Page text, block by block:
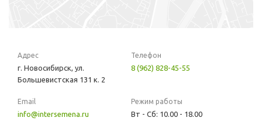
Адрес
г. Новосибирск, ул.
Большевистская 131 к. 2
Телефон
8 (962) 828-45-55
Email
info@intersemena.ru
Режим работы
Вт - Сб: 10.00 - 18.00